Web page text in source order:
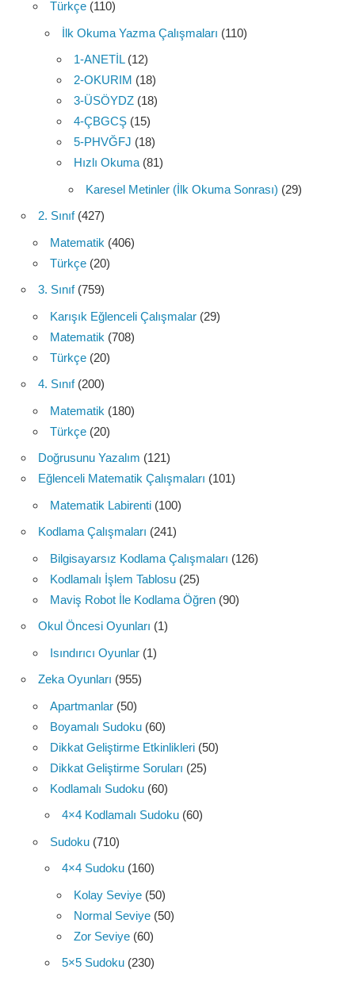
Türkçe (110)
İlk Okuma Yazma Çalışmaları (110)
1-ANETİL(12)
2-OKURIM (18)
3-ÜSÖYDZ (18)
4-ÇBGCŞ (15)
5-PHVĞFJ (18)
Hızlı Okuma (81)
Karesel Metinler (İlk Okuma Sonrası) (29)
2. Sınıf(427)
Matematik (406)
Türkçe (20)
3. Sınıf(759)
Karışık Eğlenceli Çalışmalar (29)
Matematik (708)
Türkçe (20)
4. Sınıf(200)
Matematik (180)
Türkçe (20)
Doğrusunu Yazalım (121)
Eğlenceli Matematik Çalışmaları (101)
Matematik Labirenti (100)
Kodlama Çalışmaları (241)
Bilgisayarsız Kodlama Çalışmaları (126)
Kodlamalı İşlem Tablosu (25)
Maviş Robot İle Kodlama Öğren (90)
Okul Öncesi Oyunları (1)
Isındırıcı Oyunlar (1)
Zeka Oyunları (955)
Apartmanlar (50)
Boyamalı Sudoku (60)
Dikkat Geliştirme Etkinlikleri (50)
Dikkat Geliştirme Soruları (25)
Kodlamalı Sudoku (60)
4×4 Kodlamalı Sudoku (60)
Sudoku (710)
4×4 Sudoku (160)
Kolay Seviye (50)
Normal Seviye (50)
Zor Seviye (60)
5×5 Sudoku (230)